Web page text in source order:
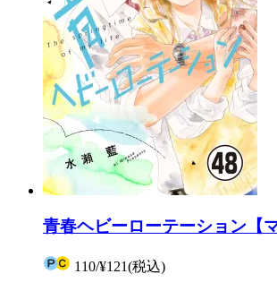
青春ヘビーローテーション【
110/¥121(税込)